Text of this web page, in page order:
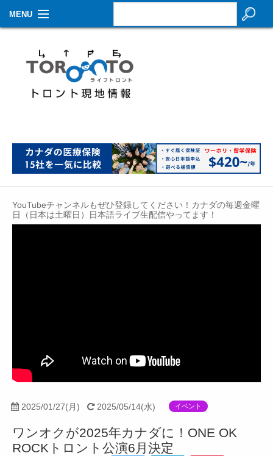
MENU
生活情報
その他
イベントカレンダー
Contact
YouTubeチャンネルもぜひ登録してください！カナダの毎週金曜
日（日本は土曜日）日本語ライブ生配信やってます！
2025/01/27(月) 2025/05/14(水) イベント
ワンオクが2025年カナダに！ONE OK
ROCKトロント公演6月決定